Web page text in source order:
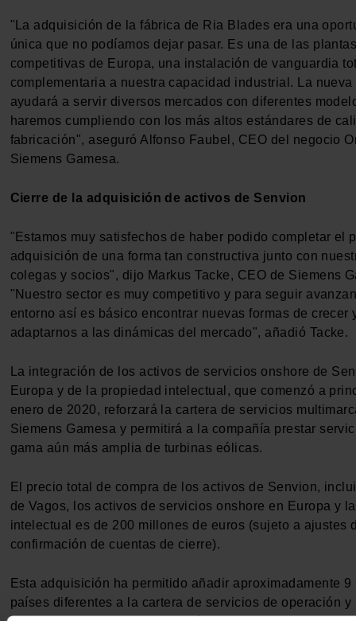
"La adquisición de la fábrica de Ria Blades era una
única que no podíamos dejar pasar. Es una de las
competitivas de Europa, una instalación de vanguardia
complementaria a nuestra capacidad industrial. La
ayudará a servir diversos mercados con diferentes
haremos cumpliendo con los más altos estándares de
fabricación", aseguró Alfonso Faubel, CEO del negocio
Siemens Gamesa.
Cierre de la adquisición de activos de Senvion
"Estamos muy satisfechos de haber podido completar el
adquisición de una forma tan constructiva junto con
colegas y socios", dijo Markus Tacke, CEO de Siemens
"Nuestro sector es muy competitivo y para seguir
entorno así es básico encontrar nuevas formas de crecer
adaptarnos a las dinámicas del mercado", añadió Tacke.
La integración de los activos de servicios onshore de
Europa y de la propiedad intelectual, que comenzó a
enero de 2020, reforzará la cartera de servicios
Siemens Gamesa y permitirá a la compañía prestar
gama aún más amplia de turbinas eólicas.
El precio total de compra de los activos de Senvion,
de Vagos, los activos de servicios onshore en Europa y
intelectual es de 200 millones de euros (sujeto a ajustes
confirmación de cuentas de cierre).
Esta adquisición ha permitido añadir aproximadamente 9
países diferentes a la cartera de servicios de operación y